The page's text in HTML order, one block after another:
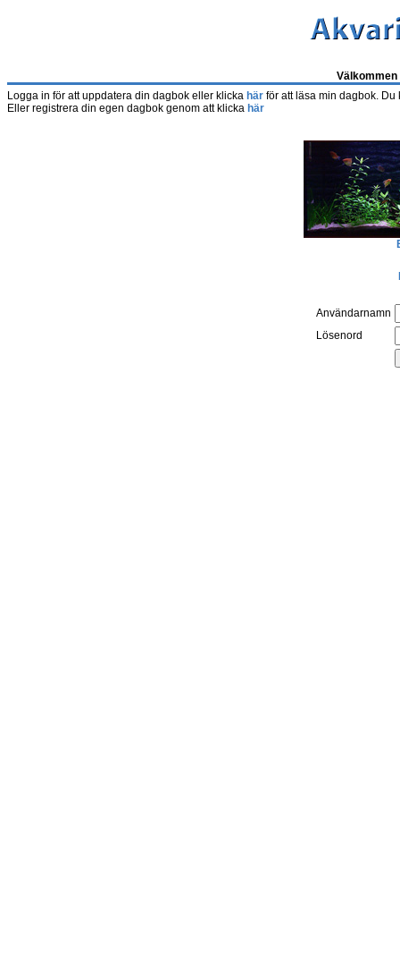
Logga in för att uppdatera din dagbok eller klicka här för att läsa min dagbok.
Eller registrera din egen dagbok genom att klicka här
Användarnamn
Lösenord